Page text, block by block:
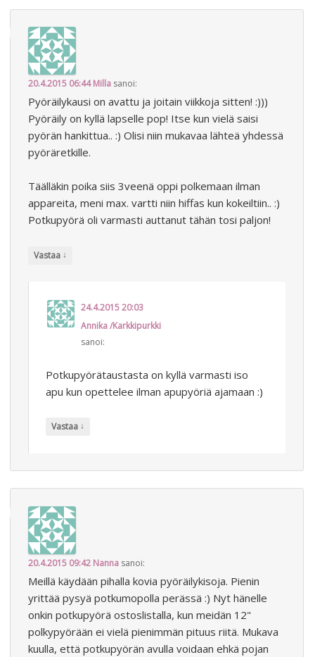
20.4.2015 06:44 Milla sanoi:
Pyöräilykausi on avattu ja joitain viikkoja sitten! :)))
Pyöräily on kyllä lapselle pop! Itse kun vielä saisi
pyörän hankittua.. :) Olisi niin mukavaa lähteä yhdessä
pyöräretkille.
Täälläkin poika siis 3veenä oppi polkemaan ilman
appareita, meni max. vartti niin hiffas kun kokeiltiin.. :)
Potkupyörä oli varmasti auttanut tähän tosi paljon!
Vastaa ↓
24.4.2015 20:03
Annika /Karkkipurkki
sanoi:
Potkupyörätaustasta on kyllä varmasti iso
apu kun opettelee ilman apupyöriä ajamaan :)
Vastaa ↓
20.4.2015 09:42 Nanna sanoi:
Meillä käydään pihalla kovia pyöräilykisoja. Pienin
yrittää pysyä potkumopolla perässä :) Nyt hänelle
onkin potkupyörä ostoslistalla, kun meidän 12"
polkypyörään ei vielä pienimmän pituus riitä. Mukava
kuulla, että potkupyörän avulla voidaan ehkä pojan